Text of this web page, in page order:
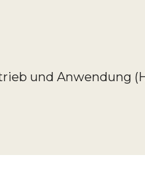
und Anwendung